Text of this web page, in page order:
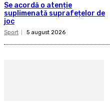
Se acordă o atenție
suplimenată suprafețelor de
joc
Sport 5 august 2026